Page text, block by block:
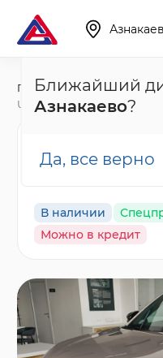
Ближайший
Азнакаево?
Да, все верно
Главная Каталог
UNI-S, I Рестайлинг
Changan
золотой
В наличии
Можно в кредит